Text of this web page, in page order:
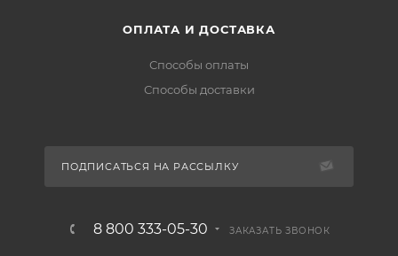
ОПЛАТА И ДОСТАВКА
Способы оплаты
Способы доставки
ПОДПИСАТЬСЯ НА РАССЫЛКУ
8 800 333-05-30 ЗАКАЗАТЬ ЗВОНОК